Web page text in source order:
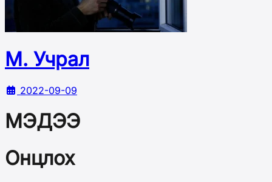
М. Учрал
2022-09-09
МЭДЭЭ
Онцлох